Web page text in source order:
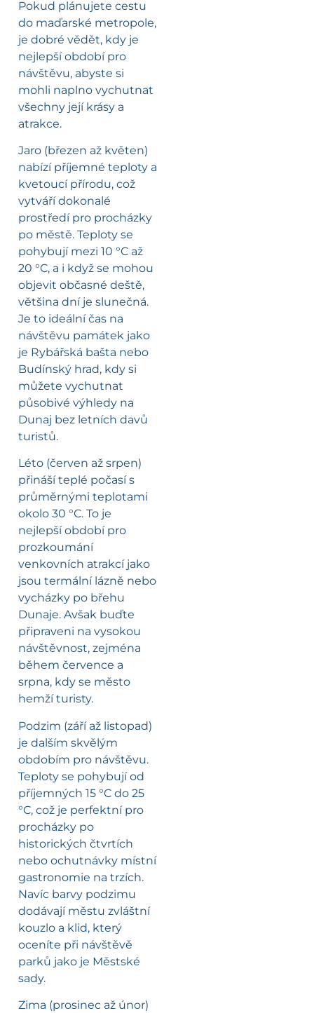
Pokud plánujete cestu
do maďarské metropole,
je dobré vědět, kdy je
nejlepší období pro
návštěvu, abyste si
mohli naplno vychutnat
všechny její krásy a
atrakce.
Jaro (březen až květen)
nabízí příjemné teploty a
kvetoucí přírodu, což
vytváří dokonalé
prostředí pro procházky
po městě. Teploty se
pohybují mezi 10 °C až
20 °C, a i když se mohou
objevit občasné deště,
většina dní je slunečná.
Je to ideální čas na
návštěvu památek jako
je Rybářská bašta nebo
Budínský hrad, kdy si
můžete vychutnat
působivé výhledy na
Dunaj bez letních davů
turistů.
Léto (červen až srpen)
přináší teplé počasí s
průměrnými teplotami
okolo 30 °C. To je
nejlepší období pro
prozkoumání
venkovních atrakcí jako
jsou termální lázně nebo
vycházky po břehu
Dunaje. Avšak buďte
připraveni na vysokou
návštěvnost, zejména
během července a
srpna, kdy se město
hemží turisty.
Podzim (září až listopad)
je dalším skvělým
obdobím pro návštěvu.
Teploty se pohybují od
příjemných 15 °C do 25
°C, což je perfektní pro
procházky po
historických čtvrtích
nebo ochutnávky místní
gastronomie na trzích.
Navíc barvy podzimu
dodávají městu zvláštní
kouzlo a klid, který
oceníte při návštěvě
parků jako je Městské
sady.
Zima (prosinec až únor)